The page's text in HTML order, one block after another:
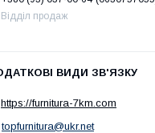
Відділ продаж
https://furnitura-7km.com
topfurnitura@ukr.net